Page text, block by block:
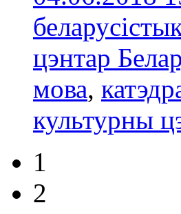
цэнтар
мова,
культурны
1
2